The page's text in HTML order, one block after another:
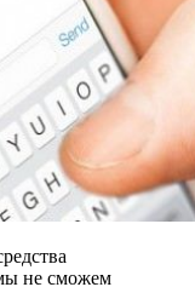
не сможем